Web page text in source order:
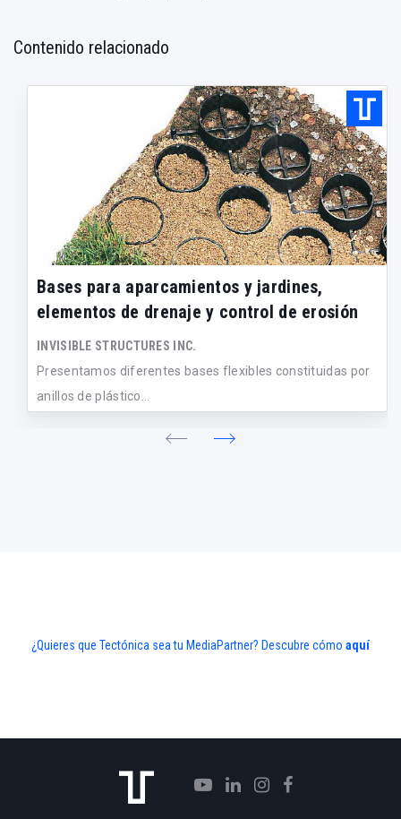
Contenido relacionado
Bases para aparcamientos y jardines,
elementos de drenaje y control de erosión
INVISIBLE STRUCTURES INC.
Presentamos diferentes bases flexibles constituidas por
anillos de plástico...
¿Quieres que Tectónica sea tu MediaPartner? Descubre cómo aquí